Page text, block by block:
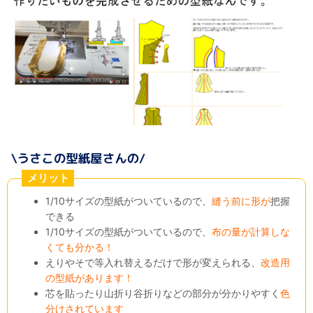
メリット
1/10サイズの型紙がついているので、縫う前に形が把握
できる
1/10サイズの型紙がついているので、布の量が計算しな
くても分かる！
えりやそで等入れ替えるだけで形が変えられる、改造用
の型紙があります！
芯を貼ったり山折り谷折りなどの部分が分かりやすく色
分けされています